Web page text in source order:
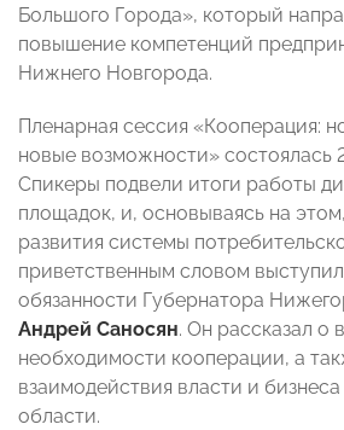
Большого Города», который
повышение компетенций
Нижнего Новгорода.
Пленарная сессия «Кооперация:
новые возможности» состоялась
Спикеры подвели итоги работы
площадок, и, основываясь на
развития системы
приветственным словом
обязанности Губернатора
Андрей Саносян. Он рассказал о
необходимости кооперации, а
взаимодействия власти и
области.